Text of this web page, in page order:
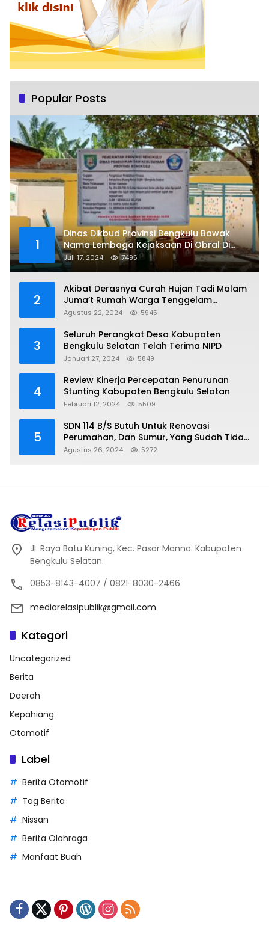
Popular Posts
1
Dinas Dikbud Provinsi Bengkulu Bawak
Nama Lembaga Kejaksaan Di Obral Di
Papan Nama Proyek, Ada Apa?
Juli 17, 2024 7495
2
Akibat Derasnya Curah Hujan Tadi Malam
Juma’t Rumah Warga Tenggelam
Mencapai Dua Miter
Agustus 22, 2024 5945
3
Seluruh Perangkat Desa Kabupaten
Januari 27, 2024 5849
4
Review Kinerja Percepatan Penurunan
Februari 12, 2024 5509
5
SDN 114 B/S Butuh Untuk Renovasi
Perumahan, Dan Sumur, Yang Sudah Tidak
Layak Lagi Di Gunakan
Agustus 26, 2024 5272
Jl. Raya Batu Kuning, Kec. Pasar Manna. Kabupaten
Bengkulu Selatan.
0853-8143-4007 / 0821-8030-2466
mediarelasipublik@gmail.com
Kategori
Uncategorized
Berita
Daerah
Kepahiang
Otomotif
Label
Berita Otomotif
Tag Berita
Nissan
Berita Olahraga
Manfaat Buah